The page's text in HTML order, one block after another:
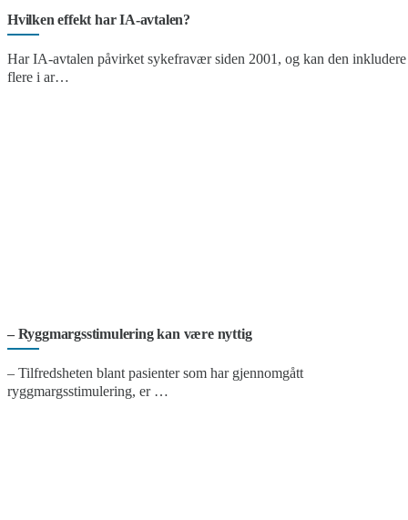
Hvilken effekt har IA-avtalen?
Har IA-avtalen påvirket sykefravær siden 2001, og kan den inkludere
flere i ar…
– Ryggmargsstimulering kan være nyttig
– Tilfredsheten blant pasienter som har gjennomgått
ryggmargsstimulering, er …